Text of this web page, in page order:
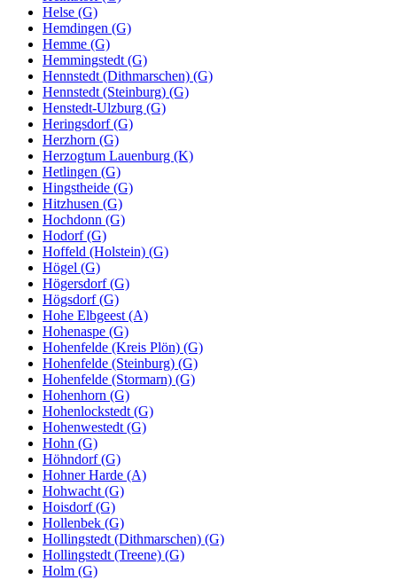
Helse (G)
Hemdingen (G)
Hemme (G)
Hemmingstedt (G)
Hennstedt (Dithmarschen) (G)
Hennstedt (Steinburg) (G)
Henstedt-Ulzburg (G)
Heringsdorf (G)
Herzhorn (G)
Herzogtum Lauenburg (K)
Hetlingen (G)
Hingstheide (G)
Hitzhusen (G)
Hochdonn (G)
Hodorf (G)
Hoffeld (Holstein) (G)
Högel (G)
Högersdorf (G)
Högsdorf (G)
Hohe Elbgeest (A)
Hohenaspe (G)
Hohenfelde (Kreis Plön) (G)
Hohenfelde (Steinburg) (G)
Hohenfelde (Stormarn) (G)
Hohenhorn (G)
Hohenlockstedt (G)
Hohenwestedt (G)
Hohn (G)
Höhndorf (G)
Hohner Harde (A)
Hohwacht (G)
Hoisdorf (G)
Hollenbek (G)
Hollingstedt (Dithmarschen) (G)
Hollingstedt (Treene) (G)
Holm (G)